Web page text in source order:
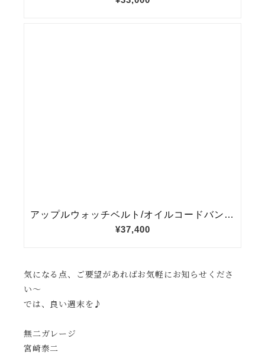
気になる点、ご要望があればお気軽にお知らせくださ
い〜
では、良い週末を♪
無二ガレージ
宮崎泰二